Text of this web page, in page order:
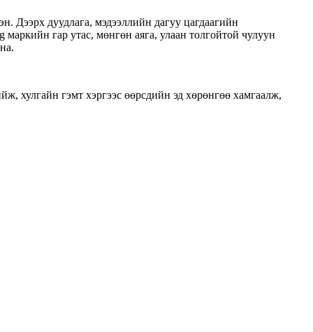
Дээрх дуудлага, мэдээллийн дагуу цагдаагийн
гар утас, мөнгөн аяга, улаан толгойтой чулуун
хулгайн гэмт хэргээс өөрсдийн эд хөрөнгөө хамгаалж,